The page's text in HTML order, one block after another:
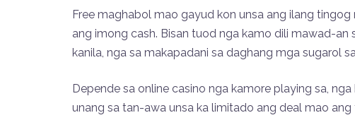
Free maghabol mao gayud kon unsa ang ilang
ang imong cash. Bisan tuod nga kamo dili mawad-
kanila, nga sa makapadani sa daghang mga sugarol
Depende sa online casino nga kamore playing sa,
unang sa tan-awa unsa ka limitado ang deal mao